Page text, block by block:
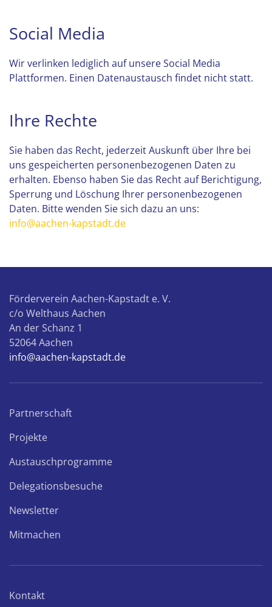
Social Media
Wir verlinken lediglich auf unsere Social Media
Plattformen. Einen Datenaustausch findet nicht statt.
Ihre Rechte
Sie haben das Recht, jederzeit Auskunft über Ihre bei
uns gespeicherten personenbezogenen Daten zu
erhalten. Ebenso haben Sie das Recht auf Berichtigung,
Sperrung und Löschung Ihrer personenbezogenen
Daten. Bitte wenden Sie sich dazu an uns:
info@aachen-kapstadt.de
Förderverein Aachen-Kapstadt e. V.
c/o Welthaus Aachen
An der Schanz 1
52064 Aachen
info@aachen-kapstadt.de
Partnerschaft
Projekte
Austauschprogramme
Delegationsbesuche
Newsletter
Mitmachen
Kontakt